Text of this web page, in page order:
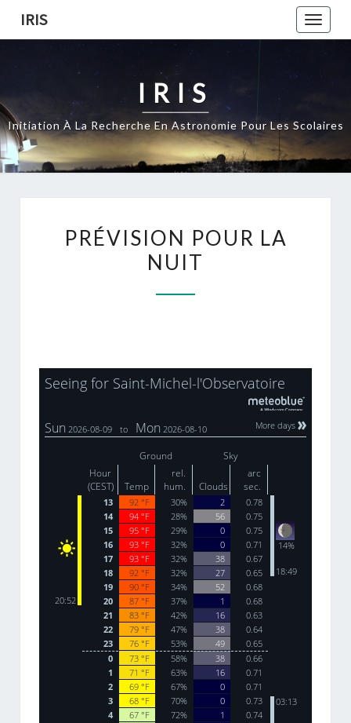
content
Toggle
IRIS
IRIS
Initiation À La Recherche En Astronomie Pour Les Scolaires
POUR
LA
PRÉVISION POUR LA
NUIT